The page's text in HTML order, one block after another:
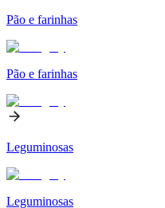
Pão e farinhas
Pão e farinhas
Leguminosas
Leguminosas